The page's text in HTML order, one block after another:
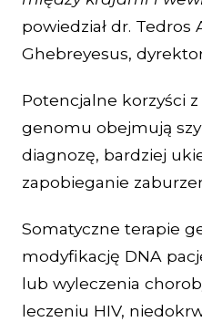
powiedział dr. Tedros
Ghebreyesus,
Potencjalne korzyści
genomu obejmują
diagnozę, bardziej
zapobieganie
Somatyczne terapie
modyfikację DNA
lub wyleczenia
leczeniu HIV,